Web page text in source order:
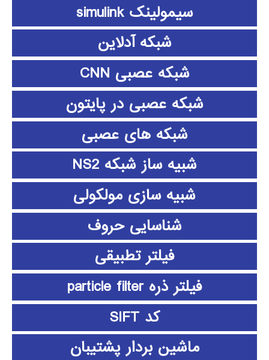
سیمولینک simulink
شبکه آدلاین
شبکه عصبی CNN
شبکه عصبی در پایتون
شبکه های عصبی
شبیه ساز شبکه NS2
شبیه سازی مولکولی
شناسایی حروف
فیلتر تطبیقی
فیلتر ذره particle filter
کد SIFT
ماشین بردار پشتیبان